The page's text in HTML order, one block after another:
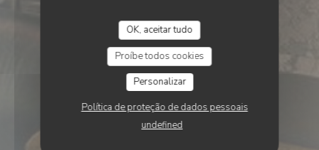
OK, aceitar tudo
Proíbe todos cookies
Personalizar
Política de proteção de dados pessoais
undefined